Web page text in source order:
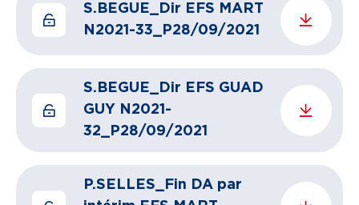
S.BEGUE_Dir EFS MART
N2021-33_P28/09/2021
S.BEGUE_Dir EFS GUAD
GUY N2021-
32_P28/09/2021
P.SELLES_Fin DA par